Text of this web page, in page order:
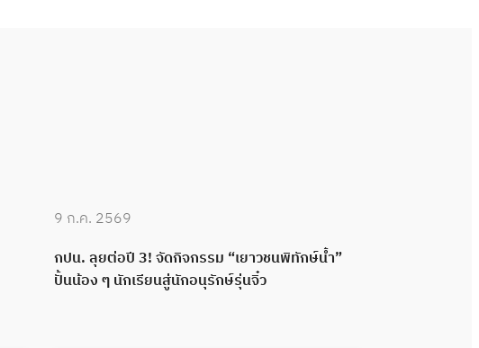
9 ก.ค. 2569
กปน. ลุยต่อปี 3! จัดกิจกรรม “เยาวชนพิทักษ์น้ำ”
ปั้นน้อง ๆ นักเรียนสู่นักอนุรักษ์รุ่นจิ๋ว